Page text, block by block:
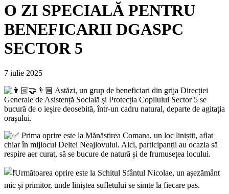
O ZI SPECIALĂ PENTRU
BENEFICARII DGASPC
SECTOR 5
7 iulie 2025
Astăzi, un grup de beneficiari din grija Direcției
Generale de Asistență Socială și Protecția Copilului Sector 5 se
bucură de o ieșire deosebită, într-un cadru natural, departe de agitația
orașului.
Prima oprire este la Mănăstirea Comana, un loc liniștit, aflat
chiar în mijlocul Deltei Neajlovului. Aici, participanții au ocazia să
respire aer curat, să se bucure de natură și de frumusețea locului.
Următoarea oprire este la Schitul Sfântul Nicolae, un așezământ
mic și primitor, unde liniștea sufletului se simte la fiecare pas.